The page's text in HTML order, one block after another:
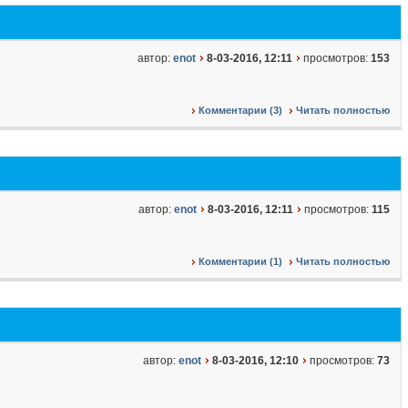
автор: enot 8-03-2016, 12:11 просмотров: 153
Комментарии (3) Читать полностью
автор: enot 8-03-2016, 12:11 просмотров: 115
Комментарии (1) Читать полностью
автор: enot 8-03-2016, 12:10 просмотров: 73